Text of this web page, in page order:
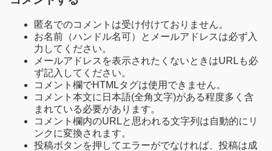
匿名でのコメントは受け付けておりません。
お名前（ハンドル名可）とメールアドレスは必ず入
力してください。
メールアドレスを表示されたくないときはURLも必
ず記入してください。
コメント欄でHTMLタグは使用できません。
コメント本文に日本語(全角文字)がある程度多く含
まれている必要があります。
コメント欄内のURLと思われる文字列は自動的にリ
ンクに変換されます。
投稿ボタンを押してエラーがでなければ、投稿は成